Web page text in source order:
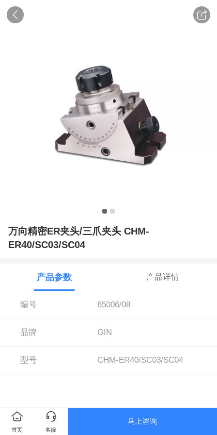
万向精密ER夹头/三爪夹头 CHM-
ER40/SC03/SC04
产品参数 产品详情
编号 65006/08
品牌 GIN
型号 CHM-ER40/SC03/SC04
首页 客服
马上咨询